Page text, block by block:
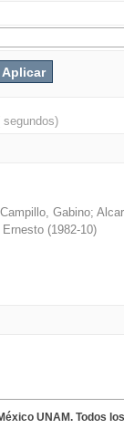
segundos)
Gabino;
Ernesto (1982-10)
UNAM. Todos